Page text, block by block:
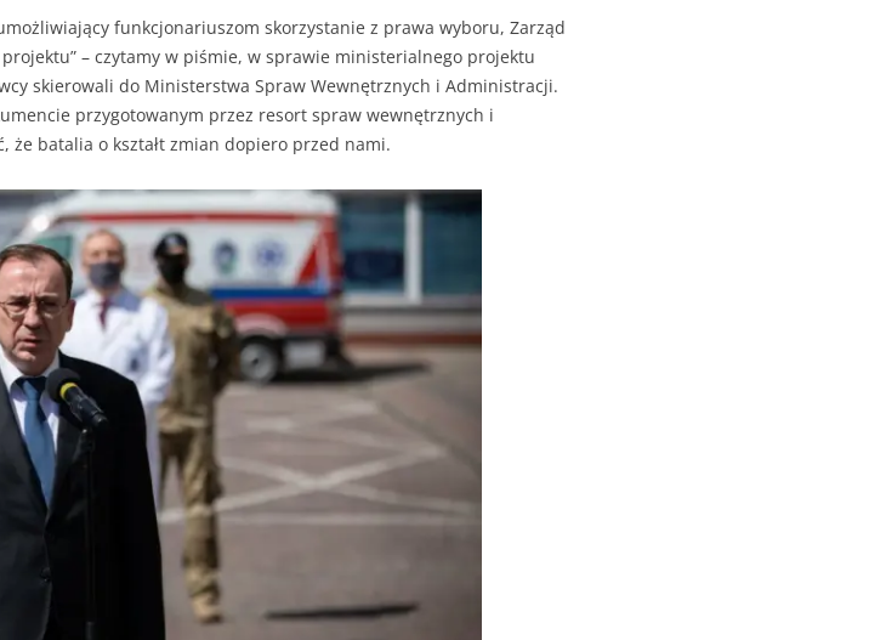
funkcjonariuszom skorzystanie z prawa wyboru, Zarząd
– czytamy w piśmie, w sprawie ministerialnego projektu
skierowali do Ministerstwa Spraw Wewnętrznych i Administracji.
przygotowanym przez resort spraw wewnętrznych i
batalia o kształt zmian dopiero przed nami.